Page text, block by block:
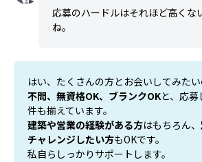
応募のハードルはそれほど高くな
ね。
はい、たくさんの方とお会いしてみたい
不問、無資格OK、ブランクOKと、応募
件も揃えています。
建築や営業の経験がある方はもちろん、
チャレンジしたい方もOKです。
私自らしっかりサポートします。